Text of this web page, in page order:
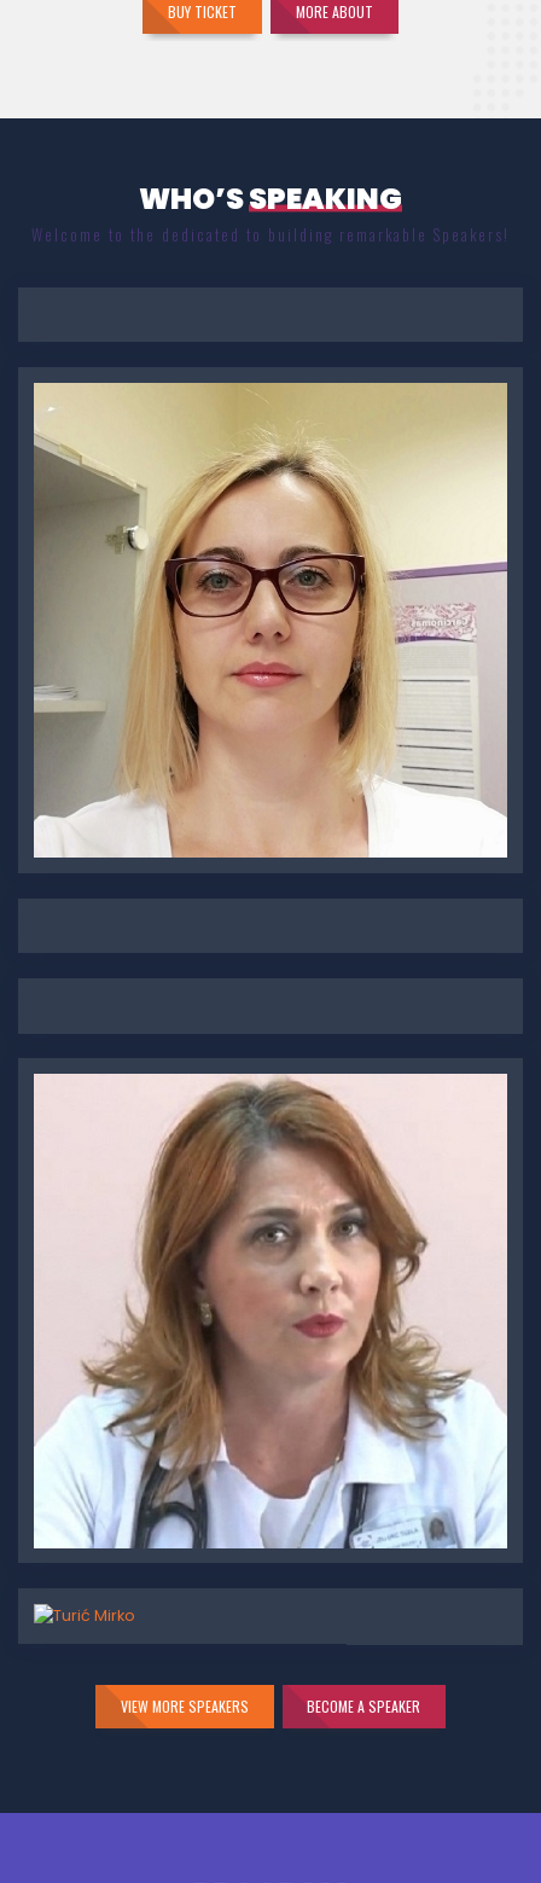
BUY TICKET MORE ABOUT
WHO’SSPEAKING
Welcome to the dedicated to building remarkable Speakers!
Udovčić-Gagula Dalma
Umihanić Šefika
Turić Mirko
VIEW MORE SPEAKERS BECOME A SPEAKER